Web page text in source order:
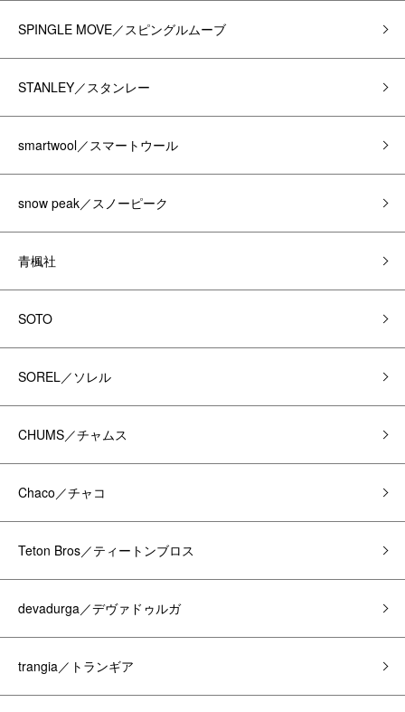
SPINGLE MOVE／スピングルムーブ
STANLEY／スタンレー
smartwool／スマートウール
snow peak／スノーピーク
青楓社
SOTO
SOREL／ソレル
CHUMS／チャムス
Chaco／チャコ
Teton Bros／ティートンブロス
devadurga／デヴァドゥルガ
trangia／トランギア